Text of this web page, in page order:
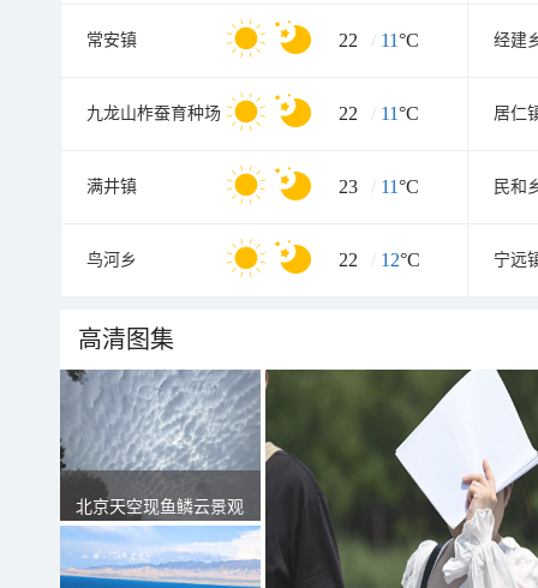
常安镇 22 / 11°C 经建
九龙山柞蚕育种场 22 / 11°C 居仁
满井镇 23 / 11°C 民和
鸟河乡 22 / 12°C 宁远
高清图集
北京天空现鱼鳞云景观